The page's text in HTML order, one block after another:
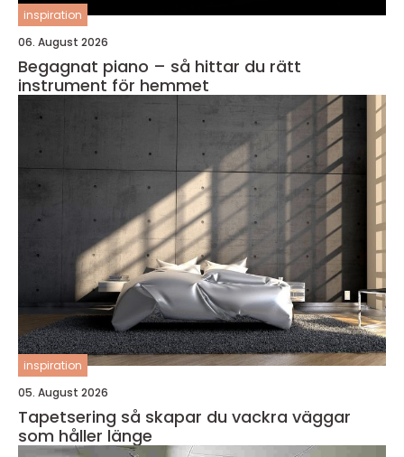
inspiration
06. August 2026
Begagnat piano – så hittar du rätt
instrument för hemmet
inspiration
05. August 2026
Tapetsering så skapar du vackra väggar
som håller länge